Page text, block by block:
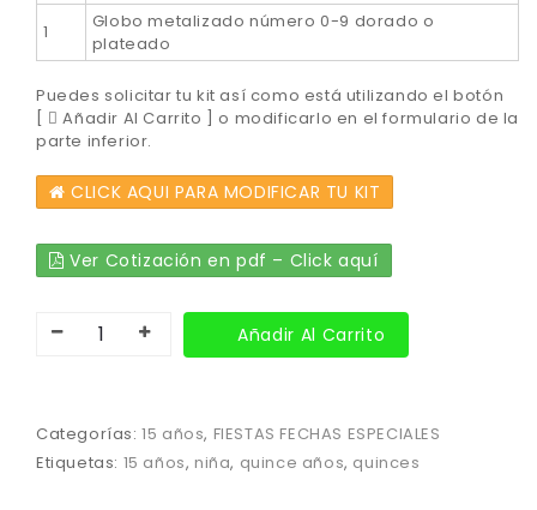
1
Globo metalizado número 0-9 dorado o
plateado
Puedes solicitar tu kit así como está utilizando el botón
[
Añadir Al Carrito ] o modificarlo en el formulario de la
parte inferior.
CLICK AQUI PARA MODIFICAR TU KIT
Ver Cotización en pdf – Click aquí
Añadir Al Carrito
Categorías:15 años, FIESTAS FECHAS ESPECIALES
Etiquetas: 15 años, niña, quince años, quinces